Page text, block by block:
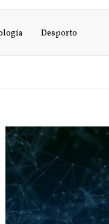
Desporto